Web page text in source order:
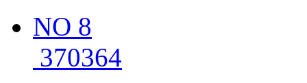
NO 8
370364